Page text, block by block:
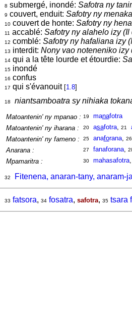
8 submergé, inondé: Safotra ny
9 couvert, enduit: Safotry ny
10couvert de honte: Safotry ny
11 accablé: Safotry ny alahelo izy
12 comblé: Safotry ny hafaliana izy
13 interdit: Nony vao noteneniko izy
14qui a la tête lourde et étourdie:
15inondé
16 confus
17 qui s'évanouit [1.8]
18 niantsamboatra sy nihiaka
Matoantenin' ny mpanao : 19 manafotra
Matoantenin' ny iharana :
20 asafotra, 21
Matoantenin' ny fameno :
25 anaforana, 26
Anarana :
27 fanaforana,
Mpamaritra :
30 mahasafotra,
32 Fitenena, anaran-tany, anaram-
33 fatsora, 34 fosatra, safotra, 35 tsara